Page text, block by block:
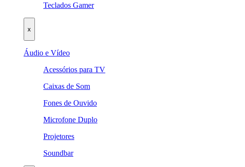
Teclados Gamer
x
Áudio e Vídeo
Acessórios para TV
Caixas de Som
Fones de Ouvido
Microfone Duplo
Projetores
Soundbar